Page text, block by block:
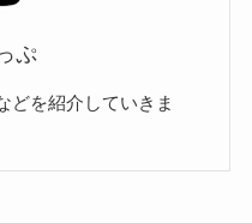
ぷ
どを紹介していきま